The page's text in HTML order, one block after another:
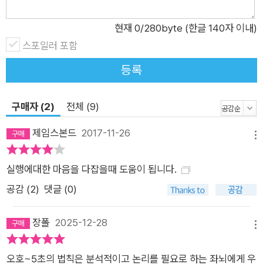
다. 아침을 깨우는 알람소리가 그렇고, 새로운 아이디어를 논의하
는 회의 자리가 그렇다. 우리의 두려움을 자극해 고민하게 만들
고, 결국 변화하려는 시도를 포기하게 만든다. 완벽한 선택을 위
해서라는 미명으로 세상을 바꿀 수도 있는 수없이 많은 혁신이 그
기’라고 부른다. 이 책에는 우리가 매일 만나는 수없이 많은 시작
언으로 가득하다. 생각은 몸을 움직일 수 없지만 몸을 움직이면
생각이 따라온다! 어떤 일이든 마무리하는 비법은 스스로에게 말
하고 곧장 시작하는 것이다. 저자가 제안하는 ‘5초의 법칙’의 원
칙은 간단하다. 머릿속으로 생각하는 단계를 벗어나 행동을 옮기
도록 스스로를 몰아붙이는 것이다. ‘5, 4, 3, 2, 1’ 숫자를 거꾸로
세는 것이 핵심이다. 숫자를 거꾸로 세고 나면 마치 로켓이 발사
되는 것처럼 시작할 수 있게 된다. 이는 심리학에서 말하는 ‘자기
제어’와 관련이 있다. 5초 카운트다운은 상투적인 사고방식을 따
현재 0/280byte (한글 140자 이내)
스포일러 포함
등록
구매자 (2) 전체 (9)
제임스본드 2017-11-26
실행에대한 마음을 다잡을때 도움이 됩니다.
공감 (2) 댓글 (0)
장폴 2025-12-28
오호~5초의 법칙은 분석적이고 논리를 필요로 하는 좌뇌에게 우